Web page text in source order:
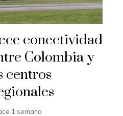
conectividad
Colombia y
centros
1 semana